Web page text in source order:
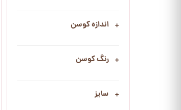
اندازه کوسن
رنگ کوسن
سایز